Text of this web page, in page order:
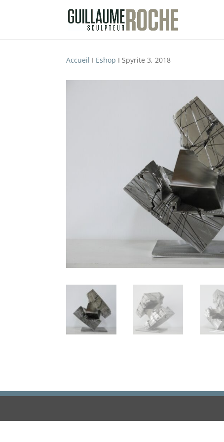
Accueil I Eshop I Spyrite 3, 2018